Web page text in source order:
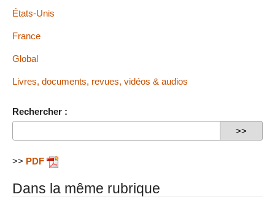
États-Unis
France
Global
Livres, documents, revues, vidéos & audios
Rechercher :
>> PDF
Dans la même rubrique